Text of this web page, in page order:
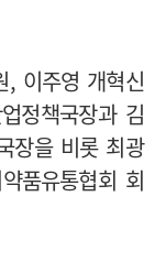
, 이주영 개혁신
정책국장과 김
장을 비롯 최광
품유통협회 회